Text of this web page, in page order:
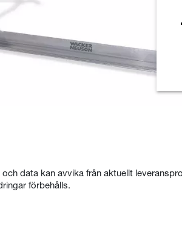
data kan avvika från aktuellt
förbehålls.